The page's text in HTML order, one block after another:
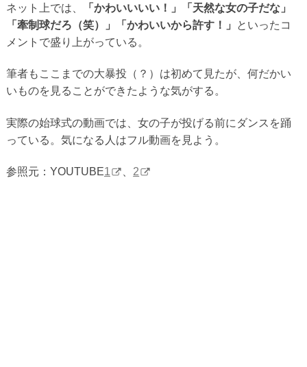
ネット上では、
「かわいいいい！」「天然な女の子だな」
「牽制球だろ（笑）」「かわいいから許す！」
といったコ
メントで盛り上がっている。
筆者もここまでの大暴投（？）は初めて見たが、何だかい
いものを見ることができたような気がする。
実際の始球式の動画では、女の子が投げる前にダンスを踊
っている。気になる人はフル動画を見よう。
参照元：YOUTUBE1 2